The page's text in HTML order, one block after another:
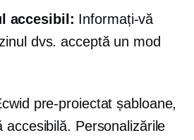
accesibil: Informați-vă
dvs. acceptă un mod
pre-proiectat șabloane,
Personalizările